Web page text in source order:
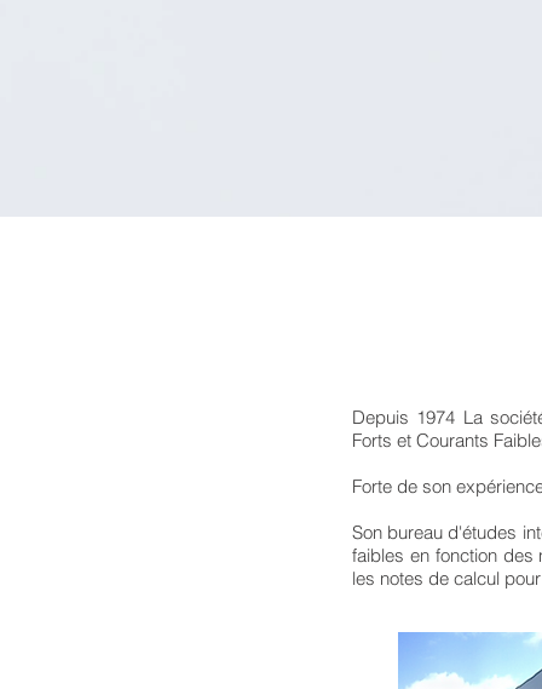
Depuis 1974 La
Forts et Courants
Forte de son
Son bureau d'études
faibles en fonction
les notes de calcul